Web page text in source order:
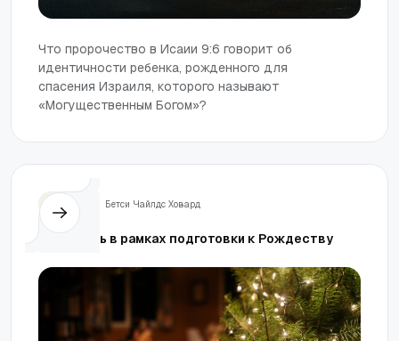
Что пророчество в Исаии 9:6 говорит об
идентичности ребенка, рожденного для
спасения Израиля, которого называют
«Могущественным Богом»?
Бетси Чайлдс Ховард
Покайтесь в рамках подготовки к Рождеству